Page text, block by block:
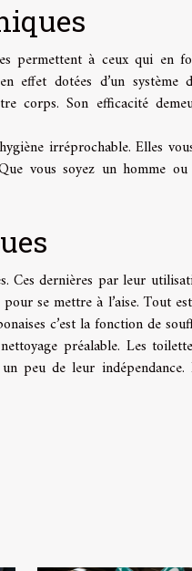
permettent à ceux qui en
effet dotées d’un système
corps. Son efficacité
irréprochable. Elles
vous soyez un homme ou
Ces dernières par leur
se mettre à l’aise. Tout
c’est la fonction de
préalable. Les
peu de leur